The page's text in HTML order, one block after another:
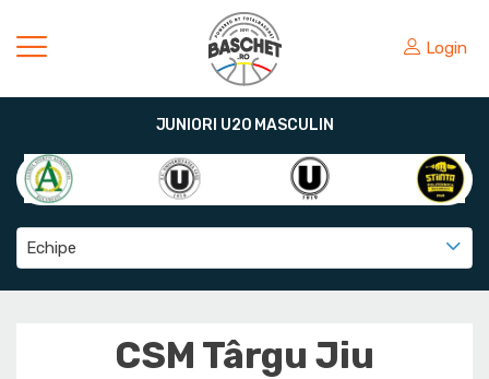
Login
JUNIORI U20 MASCULIN
Echipe
CSM Târgu Jiu